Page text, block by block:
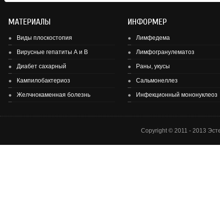
МАТЕРИАЛЫ
Виды плоскостопия
Вирусные гепатиты А и В
Диабет сахарный
Кампилобактериоз
Желчнокаменная болезнь
ИНФОРМЕР
Лимфедема
Лимфогранулематоз
Раны, укусы
Сальмонеллез
Инфекционный мононуклеоз
Здоровье детей и подростков - основа здоровье нации.
Copyright © 2011 - 2013